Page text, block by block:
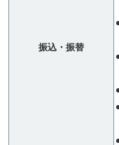
振込・振替